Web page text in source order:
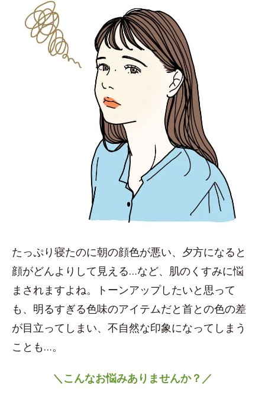
たっぷり寝たのに朝の顔色が悪い、夕方になると
顔がどんよりして見える…など、肌のくすみに悩
まされますよね。トーンアップしたいと思って
も、明るすぎる色味のアイテムだと首との色の差
が目立ってしまい、不自然な印象になってしまう
ことも…。
＼こんなお悩みありませんか？／